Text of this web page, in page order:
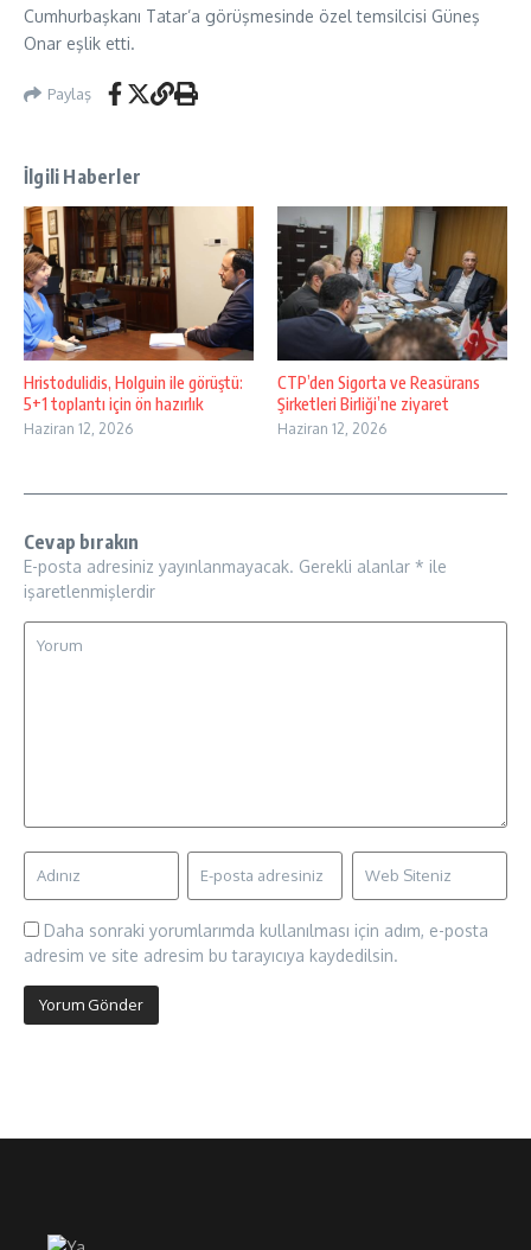
Cumhurbaşkanı Tatar’a görüşmesinde özel temsilcisi Güneş
Onar eşlik etti.
Paylaş
İlgili Haberler
Hristodulidis, Holguin ile görüştü:
5+1 toplantı için ön hazırlık
Haziran 12, 2026
CTP’den Sigorta ve Reasürans
Şirketleri Birliği’ne ziyaret
Haziran 12, 2026
Cevap bırakın
E-posta adresiniz yayınlanmayacak. Gerekli alanlar * ile
işaretlenmişlerdir
Daha sonraki yorumlarımda kullanılması için adım, e-posta
adresim ve site adresim bu tarayıcıya kaydedilsin.